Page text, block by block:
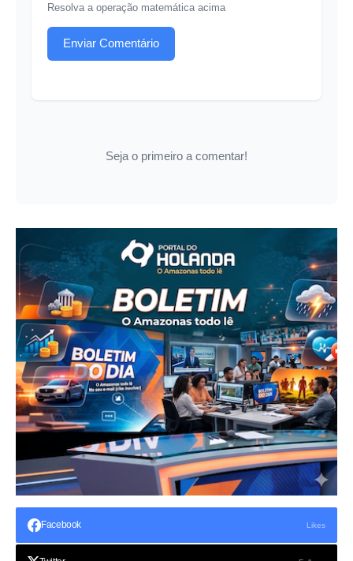
Resolva a operação matemática acima
Enviar Comentário
Seja o primeiro a comentar!
Facebook Likes